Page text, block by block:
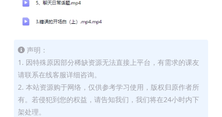
声明：
1. 因特殊原因部分稀缺资源无法直接上平台，有需求的课友
请联系在线客服详细咨询。
2. 本站资源购于网络，仅供参考学习使用，版权归原作者所
有。若侵犯到您的权益，请告知我们，我们将在24小时内下
架处理。